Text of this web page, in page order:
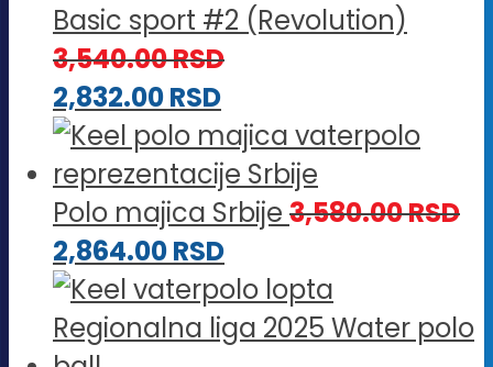
Basic sport #2 (Revolution)
3,540.00RSD
2,832.00RSD
Polo majica Srbije 3,580.00RSD
2,864.00RSD